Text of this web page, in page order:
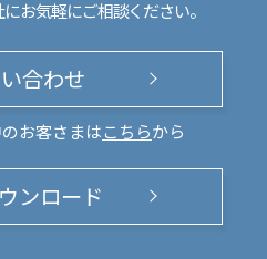
お気軽にご相談ください。
合わせ
お客さまは こちらから
ンロード